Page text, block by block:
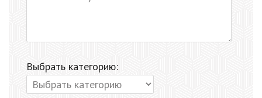
Выбрать категорию: